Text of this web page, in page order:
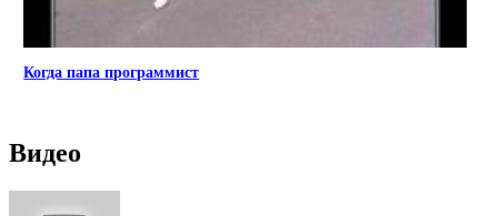
Когда папа программист
Видео